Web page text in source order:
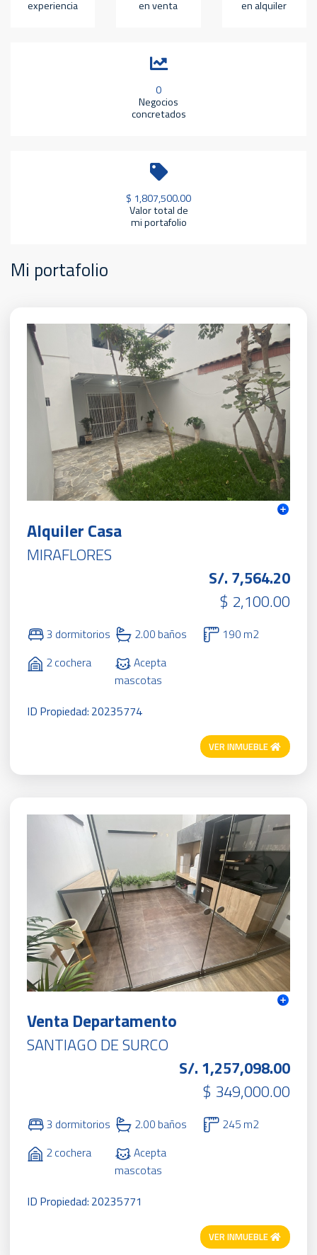
experiencia en venta en alquiler
0
Negocios
concretados
$ 1,807,500.00
Valor total de
mi portafolio
Mi portafolio
Alquiler Casa
MIRAFLORES
S/. 7,564.20
$ 2,100.00
3 dormitorios 2.00 baños
190 m2
2 cochera
Acepta
mascotas
ID Propiedad: 20235774
VER INMUEBLE
Venta Departamento
SANTIAGO DE SURCO
S/. 1,257,098.00
$ 349,000.00
3 dormitorios 2.00 baños
245 m2
2 cochera
Acepta
mascotas
ID Propiedad: 20235771
VER INMUEBLE